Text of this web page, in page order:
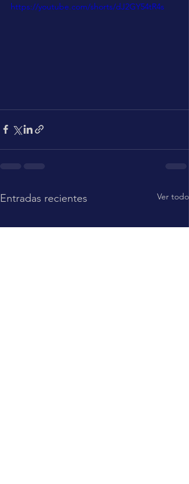
https://youtube.com/shorts/dJ2GY54tR4s
Entradas recientes Ver todo